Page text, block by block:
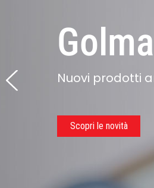
Nuovi prodotti
Scopri le novità
Una linea di